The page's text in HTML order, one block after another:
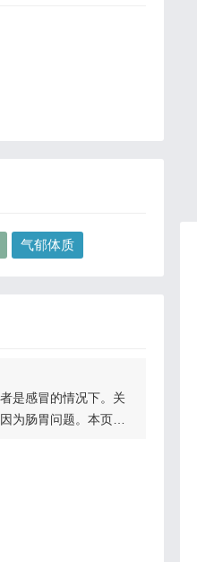
气郁体质
是感冒的情况下。关
为肠胃问题。本页
章，66个小节的详
疗法、食疗等。另
倒置在子宫内的胎
穴位在耳垂；与上肢
现，这种情况通常是